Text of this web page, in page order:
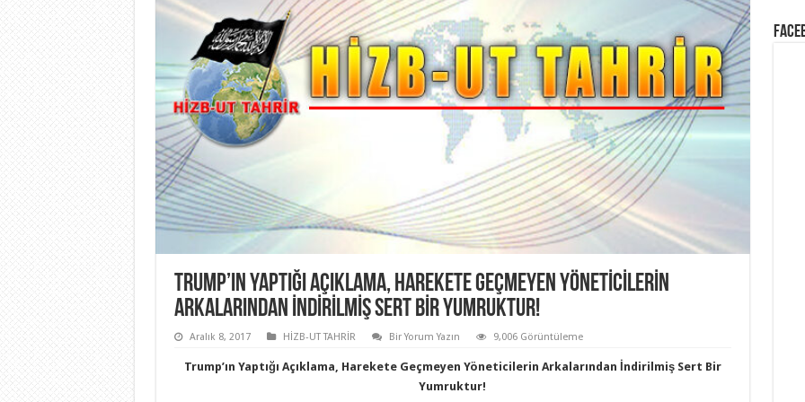
TRUMP’IN YAPTIĞI AÇIKLAMA, HAREKETE GEÇMEYEN YÖNETICILERIN
ARKALARINDAN İNDIRILMIŞ SERT BIR YUMRUKTUR!
Aralık 8, 2017 HİZB-UT TAHRİR Bir Yorum Yazın 9,006 Görüntüleme
Trump’ın Yaptığı Açıklama, Harekete Geçmeyen Yöneticilerin Arkalarından İndirilmiş Sert Bir
Yumruktur!